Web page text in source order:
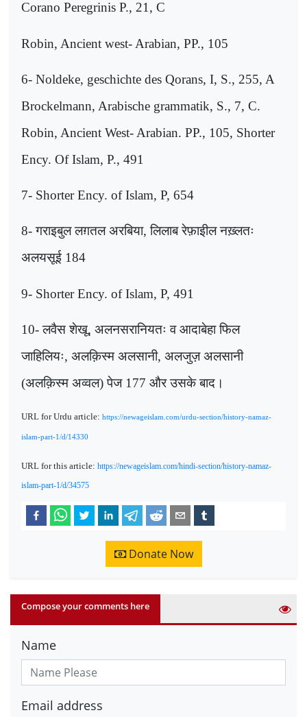
Corano Peregrinis P., 21, C
Robin, Ancient west- Arabian, PP., 105
6- Noldeke, geschichte des Qorans, I, S., 255, A
Brockelmann, Arabische grammatik, S., 7, C.
Robin, Ancient West- Arabian. PP., 105, Shorter
Ency. Of Islam, P., 491
7- Shorter Ency. of Islam, P, 654
8-गराइबुल लग़तल अरबिया,लिलाब रेफ़ाइील नख़्लतः
अलयसूई 184
9- Shorter Ency. of Islam, P, 491
10-लवैस शेखू, अलनसरानियतः व आदाबेहा फिल
जाहिलियः, अलक़िस्म अलसानी, अलजुज़ अलसानी
(अलक़िस्म अव्वल) पेज 177 और उसके बाद।
URL for Urdu article: https://newageislam.com/urdu-section/history-namaz-
islam-part-1/d/14330
URL for this article: https://newageislam.com/hindi-section/history-namaz-
islam-part-1/d/34575
Donate Now
Compose your comments here
Name
Email address